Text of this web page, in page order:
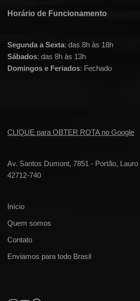
Horário de Funcionamento
Segunda a Sexta: das 8h às 18h
Sábados: das 8h às 13h
Domingos e Feriados: Fechado
CLIQUE para OBTER ROTA no Google
Av. Santos Dumont, 7851 - Portão,
42712-740
Início
Quem somos
Contato
Enviamos para todo Brasil